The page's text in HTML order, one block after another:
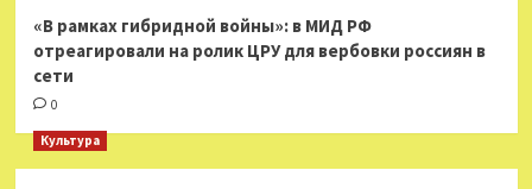
«В рамках гибридной войны»: в МИД РФ
отреагировали на ролик ЦРУ для вербовки россиян в
сети
0
Культура